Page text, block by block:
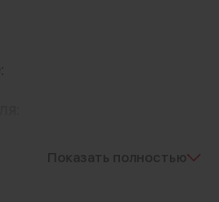
Показать полностью